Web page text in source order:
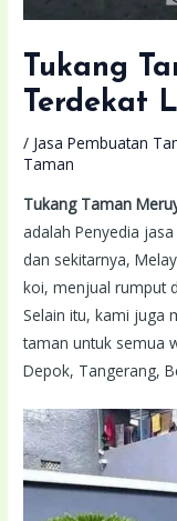
Tukang
Terdekat
/ Jasa Pembuatan
Taman
Tukang Taman
adalah Penyedia
dan sekitarnya,
koi, menjual rumput
Selain itu, kami juga
taman untuk semua
Depok, Tangerang,